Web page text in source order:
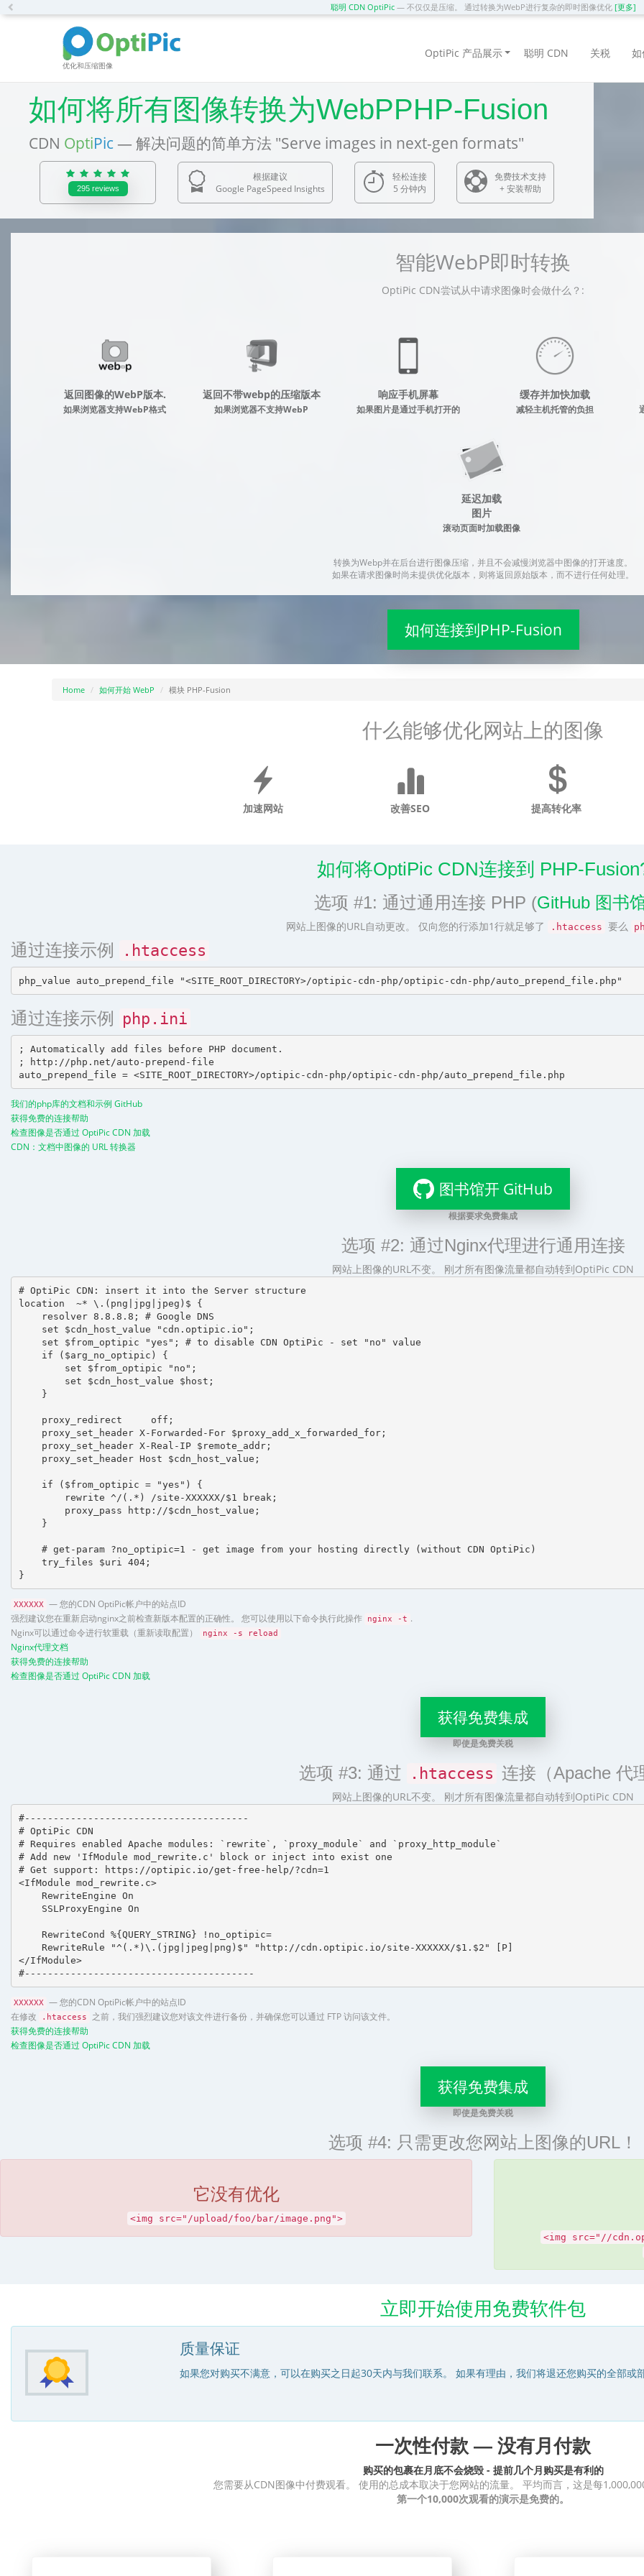
聪明 CDN OptiPic— 不仅仅是压缩。 通过转换为WebP进行复杂的即时图像优化 [更多]
优化和压缩图像
OptiPic 产品展示 聪明 CDN 关税
如何将所有图像转换为WebPPHP-Fusion
CDN OptiPic — 解决问题的简单方法 "Serve images in next-gen formats"
295 reviews
根据建议
Google PageSpeed Insights
轻松连接
5 分钟内
免费技术支持
+ 安装帮助
智能WebP即时转换
OptiPic CDN尝试从中请求图像时会做什么？:
返回图像的WebP版本.
如果浏览器支持WebP格式
返回不带webp的压缩版本
如果浏览器不支持WebP
响应手机屏幕
如果图片是通过手机打开的
缓存并加快加载
减轻主机托管的负担
延迟加载
图片
滚动页面时加载图像
转换为Webp并在后台进行图像压缩，并且不会减慢浏览器中图像的打开速度。
如果在请求图像时尚未提供优化版本，则将返回原始版本，而不进行任何处理。
如何连接到PHP-Fusion
Home 如何开始 WebP 模块 PHP-Fusion
什么能够优化网站上的图像
加速网站 改善SEO 提高转化率
如何将OptiPic CDN连接到 PHP-
选项 #1: 通过通用连接 PHP (GitHub 图书
网站上图像的URL自动更改。 仅向您的行添加1行就足够了 .htaccess 要么
通过连接示例 .htaccess
通过连接示例 php.ini
; Automatically add files before PHP document.
; http://php.net/auto-prepend-file
我们的php库的文档和示例 GitHub
获得免费的连接帮助
检查图像是否通过 OptiPic CDN 加载
CDN：文档中图像的 URL 转换器
图书馆开 GitHub
根据要求免费集成
选项 #2: 通过Nginx代理进行通用连接
网站上图像的URL不变。 刚才所有图像流量都自动转到OptiPic CDN
# OptiPic CDN: insert it into the Server structure
location  ~* \.(png|jpg|jpeg)$ {
    resolver 8.8.8.8; # Google DNS
    set $cdn_host_value "cdn.optipic.io";
    set $from_optipic "yes"; # to disable CDN OptiPic - set "no" value
    if ($arg_no_optipic) {
        set $from_optipic "no";
        set $cdn_host_value $host;
    }
    proxy_redirect     off;
    proxy_set_header X-Forwarded-For $proxy_add_x_forwarded_for;
    proxy_set_header X-Real-IP $remote_addr;
    proxy_set_header Host $cdn_host_value;
    if ($from_optipic = "yes") {
        rewrite ^/(.*) /site-XXXXXX/$1 break;
        proxy_pass http://$cdn_host_value;
    }
    # get-param ?no_optipic=1 - get image from your hosting directly (without CDN OptiPic)
    try_files $uri 404;
}
XXXXXX — 您的CDN OptiPic帐户中的站点ID
强烈建议您在重新启动nginx之前检查新版本配置的正确性。 您可以使用以下命令执行此操作
nginx -t .
Nginx可以通过命令进行软重载（重新读取配置）
nginx -s reload
Nginx代理文档
获得免费的连接帮助
检查图像是否通过 OptiPic CDN 加载
获得免费集成
即使是免费关税
选项 #3: 通过 .htaccess 连接（Apache 代
网站上图像的URL不变。 刚才所有图像流量都自动转到OptiPic CDN
#---------------------------------------
# OptiPic CDN
# Requires enabled Apache modules: `rewrite`, `proxy_module` and `proxy_http_module`
# Add new 'IfModule mod_rewrite.c' block or inject into exist one
# Get support: https://optipic.io/get-free-help/?cdn=1
<IfModule mod_rewrite.c>
    RewriteEngine On
    SSLProxyEngine On
    RewriteCond %{QUERY_STRING} !no_optipic=
    RewriteRule "^(.*)\.(jpg|jpeg|png)$" "http://cdn.optipic.io/site-XXXXXX/$1.$2" [P]
</IfModule>
#----------------------------------------
XXXXXX — 您的CDN OptiPic帐户中的站点ID
在修改
.htaccess
之前，我们强烈建议您对该文件进行备份，并确保您可以通过 FTP 访问该文件。
获得免费的连接帮助
检查图像是否通过 OptiPic CDN 加载
获得免费集成
即使是免费关税
选项 #4: 只需更改您网站上图像的URL！
它没有优化
<img src="/upload/foo/bar/image.png">
<img src="//
立即开始使用免费软件包
质量保证
如果您对购买不满意，可以在购买之日起30天内与我们联系。 如果有理由，我们将退还您购买的全部或
一次性付款 — 没有月付款
购买的包裹在月底不会烧毁 - 提前几个月购买是有利的
您需要从CDN图像中付费观看。 使用的总成本取决于您网站的流量。 平均而言，这是每
第一个10,000次观看的演示是免费的。